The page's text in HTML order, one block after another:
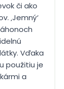
či ako
‚Jemný‘
Vďaka
použitiu je
a